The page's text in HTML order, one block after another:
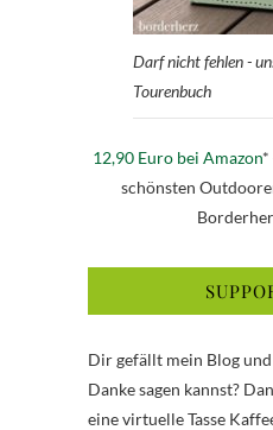
Darf nicht fehlen -
Tourenbuch
12,90 Euro bei Amazon*
schönsten
Dir gefällt mein Blog
Danke sagen kannst?
eine virtuelle Tasse